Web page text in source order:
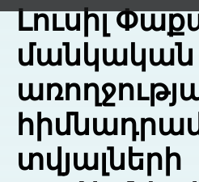
Լուսիլ
մանկական
տվյալների